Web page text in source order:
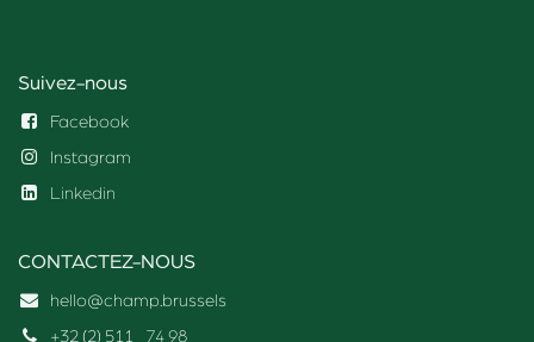
Suivez-nous
Facebook
Instagram
Linkedin
CONTACTEZ-NOUS
hello@champ.brussels
+32 (2) 511 74 98